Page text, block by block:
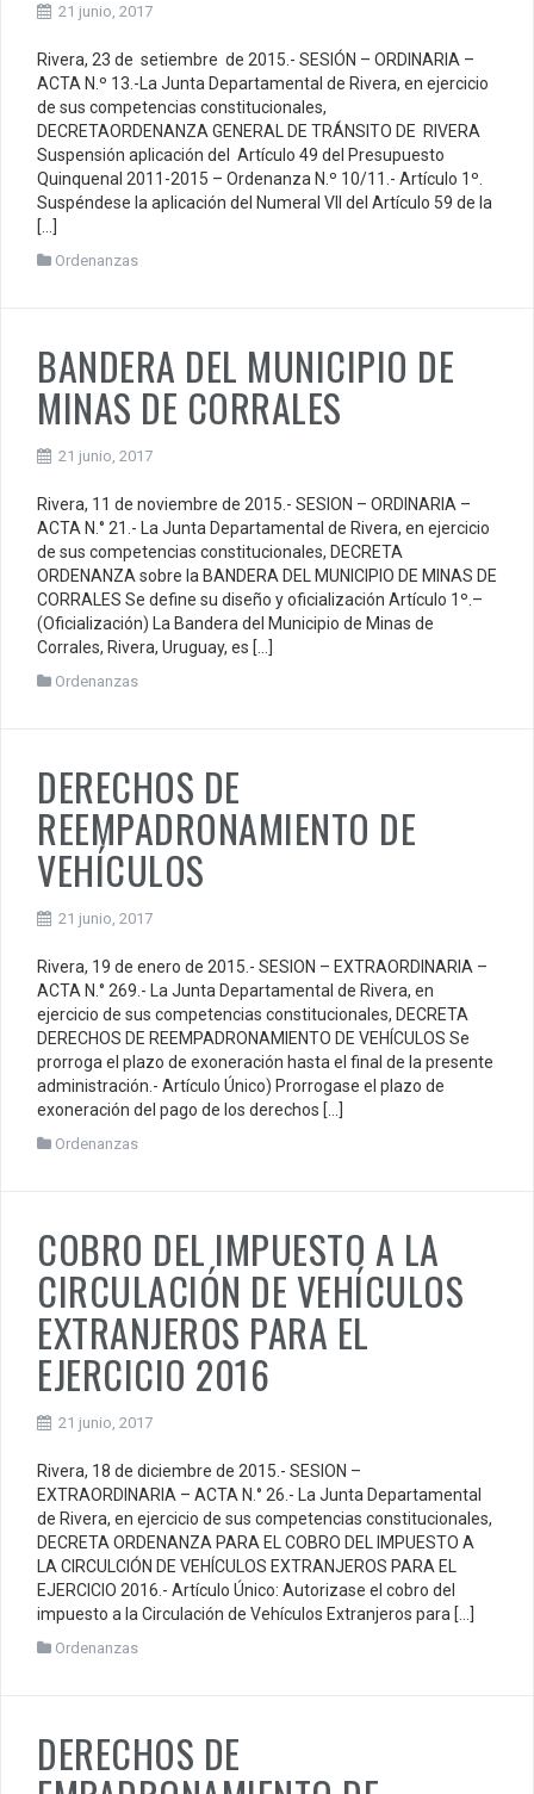
21 junio, 2017
Rivera, 23 de setiembre de 2015.- SESIÓN – ORDINARIA –
ACTA N.º 13.-La Junta Departamental de Rivera, en ejercicio
de sus competencias constitucionales,
DECRETAORDENANZA GENERAL DE TRÁNSITO DE RIVERA
Suspensión aplicación del Artículo 49 del Presupuesto
Quinquenal 2011-2015 – Ordenanza N.º 10/11.- Artículo 1º.
Suspéndese la aplicación del Numeral VII del Artículo 59 de la
[…]
Ordenanzas
BANDERA DEL MUNICIPIO DE
MINAS DE CORRALES
21 junio, 2017
Rivera, 11 de noviembre de 2015.- SESION – ORDINARIA –
ACTA N.° 21.- La Junta Departamental de Rivera, en ejercicio
de sus competencias constitucionales, DECRETA
ORDENANZA sobre la BANDERA DEL MUNICIPIO DE MINAS DE
CORRALES Se define su diseño y oficialización Artículo 1º.–
(Oficialización) La Bandera del Municipio de Minas de
Corrales, Rivera, Uruguay, es […]
Ordenanzas
DERECHOS DE
REEMPADRONAMIENTO DE
VEHÍCULOS
21 junio, 2017
Rivera, 19 de enero de 2015.- SESION – EXTRAORDINARIA –
ACTA N.° 269.- La Junta Departamental de Rivera, en
ejercicio de sus competencias constitucionales, DECRETA
DERECHOS DE REEMPADRONAMIENTO DE VEHÍCULOS Se
prorroga el plazo de exoneración hasta el final de la presente
administración.- Artículo Único) Prorrogase el plazo de
exoneración del pago de los derechos […]
Ordenanzas
COBRO DEL IMPUESTO A LA
CIRCULACIÓN DE VEHÍCULOS
EXTRANJEROS PARA EL
EJERCICIO 2016
21 junio, 2017
Rivera, 18 de diciembre de 2015.- SESION –
EXTRAORDINARIA – ACTA N.° 26.- La Junta Departamental
de Rivera, en ejercicio de sus competencias constitucionales,
DECRETA ORDENANZA PARA EL COBRO DEL IMPUESTO A
LA CIRCULCIÓN DE VEHÍCULOS EXTRANJEROS PARA EL
EJERCICIO 2016.- Artículo Único: Autorizase el cobro del
impuesto a la Circulación de Vehículos Extranjeros para […]
Ordenanzas
DERECHOS DE